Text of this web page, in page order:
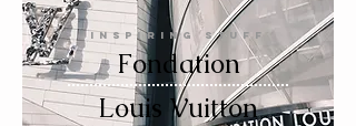
INSPIRING STUFF
Fondation
Louis Vuitton